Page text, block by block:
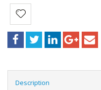
Description